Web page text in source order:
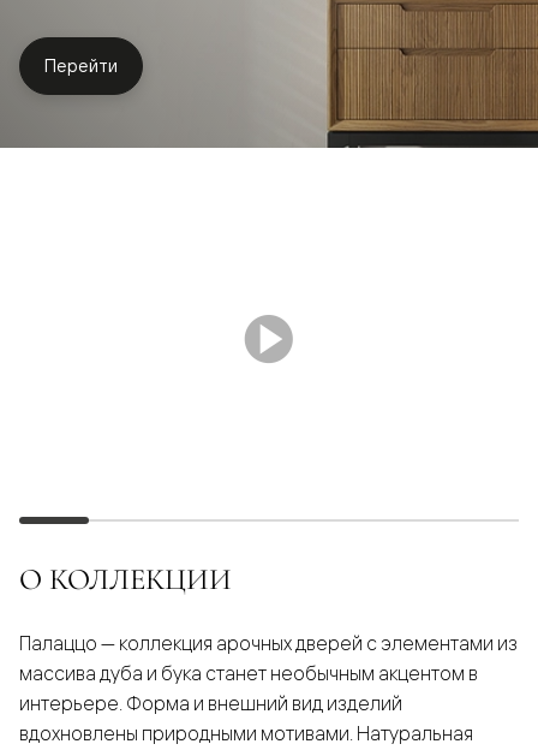
Перейти
О КОЛЛЕКЦИИ
Палаццо — коллекция арочных дверей с элементами из
массива дуба и бука станет необычным акцентом в
интерьере. Форма и внешний вид изделий
вдохновлены природными мотивами. Натуральная